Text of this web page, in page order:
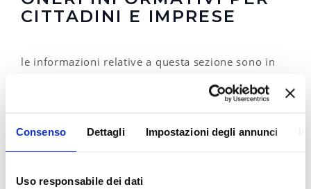
Consenso Dettagli Impostazioni degli annunci
Uso responsabile dei dati
CITTADINI E IMPRESE
le informazioni relative a questa sezione sono in
L’Autorità Idrica Toscana ha reso pubblico il nuovo
Regolamento regionale per l’attuazione di
agevolazioni tariffarie a carattere sociale per il SII
erogazione delle agevolazioni a famiglie in